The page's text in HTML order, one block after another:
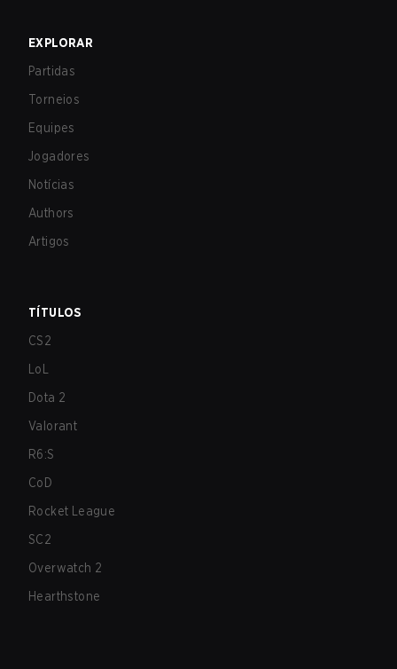
EXPLORAR
Partidas
Torneios
Equipes
Jogadores
Notícias
Authors
Artigos
TÍTULOS
CS2
LoL
Dota 2
Valorant
R6:S
CoD
Rocket League
SC2
Overwatch 2
Hearthstone